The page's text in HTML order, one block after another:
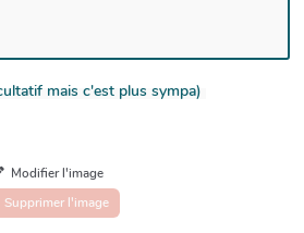
mais c'est plus sympa)
Modifier l'image
Supprimer l'image